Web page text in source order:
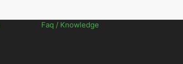
Faq / Knowledge